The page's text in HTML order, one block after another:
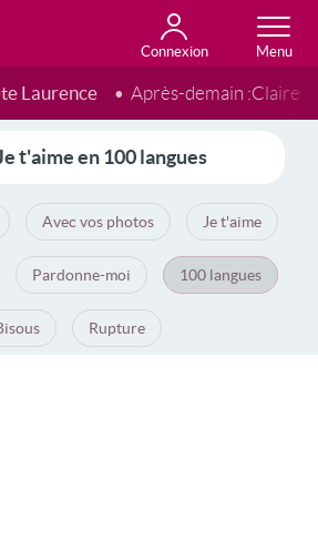
Connexion
Laurence Après-demain :Claire
t'aime en 100 langues
Avec vos photos Je t'aime
Pardonne-moi 100 langues
Rupture